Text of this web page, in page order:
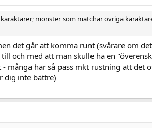
monster som matchar övriga
det går att komma runt (svårare om
och med att man skulle ha en
många har så pass mkt rustning att det
dig inte bättre)